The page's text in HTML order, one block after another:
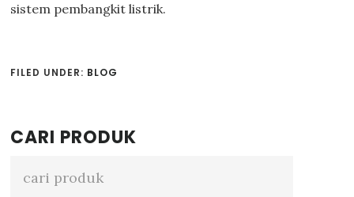
sistem pembangkit listrik.
FILED UNDER: BLOG
Primary
Sidebar
CARI PRODUK